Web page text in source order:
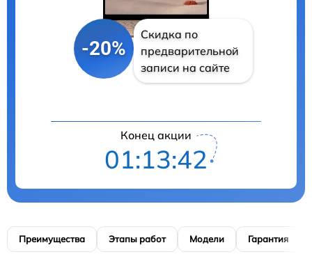
-20%
Скидка по
предварительной
записи на сайте
Конец акции
01:13:41
Преимущества Этапы работ Модели Гарантия